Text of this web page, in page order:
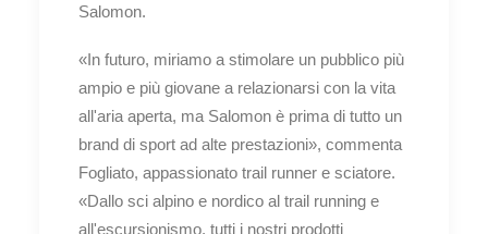
Salomon.
«In futuro, miriamo a stimolare un pubblico più
ampio e più giovane a relazionarsi con la vita
all'aria aperta, ma Salomon è prima di tutto un
brand di sport ad alte prestazioni», commenta
Fogliato, appassionato trail runner e sciatore.
«Dallo sci alpino e nordico al trail running e
all'escursionismo, tutti i nostri prodotti